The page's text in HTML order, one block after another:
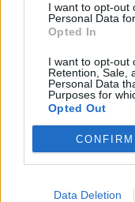
I want to opt-out
Personal Data
Opted In
I want to opt-out
Retention, Sale,
Personal Data
Purposes for
Opted Out
CONFIRM
Data Deletion
także
dalej
Tagi
Kordian,
Skąpiec